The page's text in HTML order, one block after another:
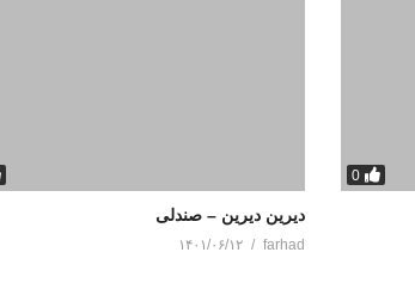
0
دیرین دیرین – صندلی
farhad ۱۴۰۱/۰۶/۱۲